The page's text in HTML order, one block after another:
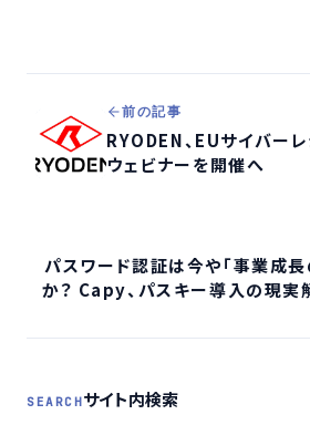
前の記事
RYODEN、EUサイバー
ウェビナーを開催へ
パスワード認証は今や「事業成長
か？ Capy、パスキー導入の現実
SEARCHサイト内検索